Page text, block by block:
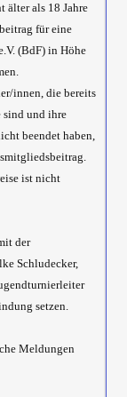
älter als 18 Jahre
für eine
(BdF) in Höhe
innen, die bereits
sind und ihre
beendet haben,
ist nicht
der
Schludecker,
setzen.
Meldungen